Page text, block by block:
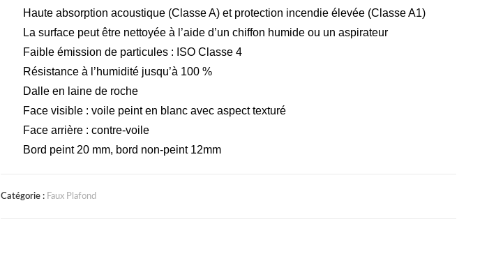
Haute absorption acoustique (Classe A) et protection incendie élevée (Classe A1)
La surface peut être nettoyée à l’aide d’un chiffon humide ou un aspirateur
Faible émission de particules : ISO Classe 4
Résistance à l’humidité jusqu’à 100 %
Dalle en laine de roche
Face visible : voile peint en blanc avec aspect texturé
Face arrière : contre-voile
Bord peint 20 mm, bord non-peint 12mm
Catégorie : Faux Plafond